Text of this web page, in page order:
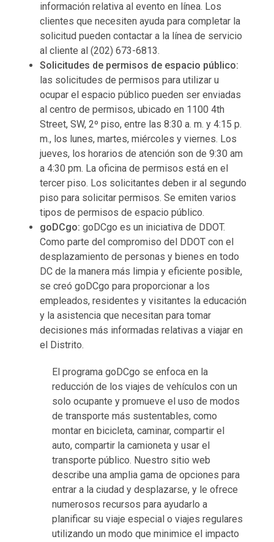
información relativa al evento en línea. Los
clientes que necesiten ayuda para completar la
solicitud pueden contactar a la línea de servicio
al cliente al (202) 673-6813.
Solicitudes de permisos de espacio público:
las solicitudes de permisos para utilizar u
ocupar el espacio público pueden ser enviadas
al centro de permisos, ubicado en 1100 4th
Street, SW, 2º piso, entre las 8:30 a. m. y 4:15 p.
m., los lunes, martes, miércoles y viernes. Los
jueves, los horarios de atención son de 9:30 am
a 4:30 pm. La oficina de permisos está en el
tercer piso. Los solicitantes deben ir al segundo
piso para solicitar permisos. Se emiten varios
tipos de permisos de espacio público.
goDCgo: goDCgo es un iniciativa de DDOT.
Como parte del compromiso del DDOT con el
desplazamiento de personas y bienes en todo
DC de la manera más limpia y eficiente posible,
se creó goDCgo para proporcionar a los
empleados, residentes y visitantes la educación
y la asistencia que necesitan para tomar
decisiones más informadas relativas a viajar en
el Distrito.
El programa goDCgo se enfoca en la
reducción de los viajes de vehículos con un
solo ocupante y promueve el uso de modos
de transporte más sustentables, como
montar en bicicleta, caminar, compartir el
auto, compartir la camioneta y usar el
transporte público. Nuestro sitio web
describe una amplia gama de opciones para
entrar a la ciudad y desplazarse, y le ofrece
numerosos recursos para ayudarlo a
planificar su viaje especial o viajes regulares
utilizando un modo que minimice el impacto